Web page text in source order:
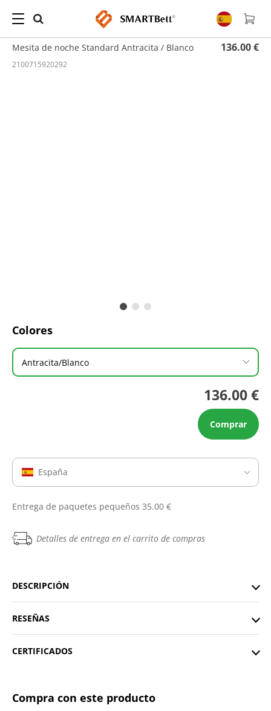
Hogar Mesita de noche / Mesita de noche Standard Antracita / Blanco
Mesita de noche Standard Antracita / Blanco 136.00 €
2100715920292
136.00 €
Comprar
Colores
Antracita/Blanco
España
Entrega de paquetes pequeños 35.00 €
Detalles de entrega en el carrito de compras
DESCRIPCIÓN
RESEÑAS
CERTIFICADOS
Compra con este producto